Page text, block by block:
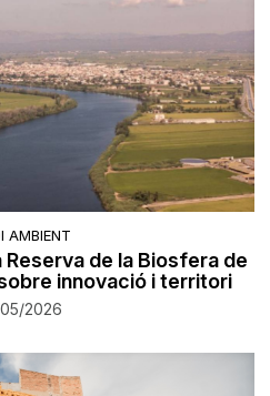
AMBIENT
Reserva de la Biosfera de
innovació i territori
2026